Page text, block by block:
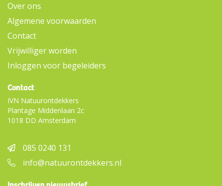
Over ons
Algemene voorwaarden
Contact
Vrijwilliger worden
Inloggen voor begeleiders
Contact
IVN Natuurontdekkers
Plantage Middenlaan 2c
1018 DD Amsterdam
085 0240 131
info@natuurontdekkers.nl